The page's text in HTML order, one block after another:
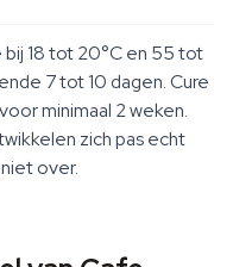
18 tot 20°C en 55 tot
7 tot 10 dagen. Cure
minimaal 2 weken.
zich pas echt
over.